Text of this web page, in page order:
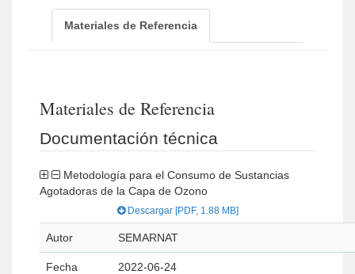
Materiales de Referencia
Materiales de Referencia
Documentación técnica
Agotadoras de la Capa de Ozono
Descargar [PDF, 1.88 MB]
Autor SEMARNAT
Fecha 2022-06-24